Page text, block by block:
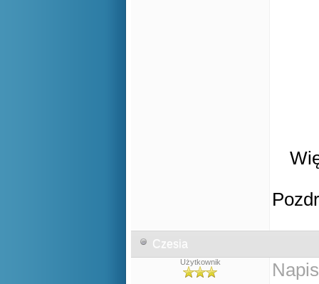
Czesia
Użytkownik